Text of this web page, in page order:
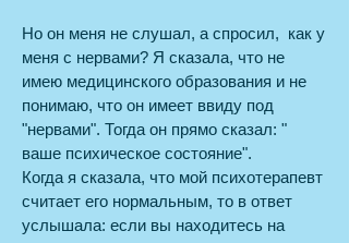
Но он меня не слушал, а спросил, как у
меня с нервами? Я сказала, что не
имею медицинского образования и не
понимаю, что он имеет ввиду под
"нервами". Тогда он прямо сказал: "
ваше психическое состояние".
Когда я сказала, что мой психотерапевт
считает его нормальным, то в ответ
услышала: если вы находитесь на